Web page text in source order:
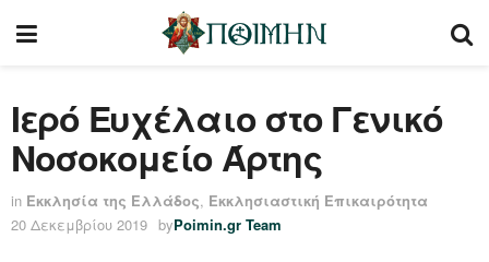
Ιερό Ευχέλαιο στο Γενικό
Νοσοκομείο Άρτης
in Εκκλησία της Ελλάδος, Εκκλησιαστική Επικαιρότητα
20 Δεκεμβρίου 2019 byPoimin.gr Team